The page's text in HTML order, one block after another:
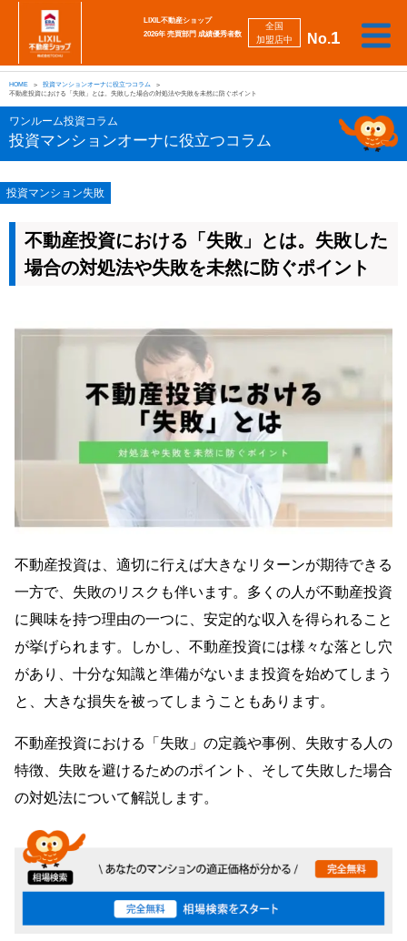
No.1
全国
加盟店中
LIXIL不動産ショップ
2026年 売買部門 成績優秀者数
売
り
買
い
相
談
し
た
い
勉
強
し
た
い
強
社
用
査定
iBuyer
HOME
投資マンションオーナに役立つコラム
不動産投資における「失敗」とは。失敗した場合の対処法や失敗を未然に防ぐポイント
ワンルーム投資コラム
投資マンションオーナに役立つコラム
投資マンション失敗
不動産投資における「失敗」とは。失敗した
場合の対処法や失敗を未然に防ぐポイント
不動産投資は、適切に行えば大きなリターンが期待できる
一方で、失敗のリスクも伴います。多くの人が不動産投資
に興味を持つ理由の一つに、安定的な収入を得られること
が挙げられます。しかし、不動産投資には様々な落とし穴
があり、十分な知識と準備がないまま投資を始めてしまう
と、大きな損失を被ってしまうこともあります。
不動産投資における「失敗」の定義や事例、失敗する人の
特徴、失敗を避けるためのポイント、そして失敗した場合
の対処法について解説します。